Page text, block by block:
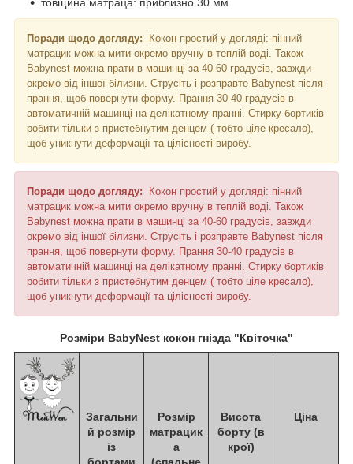
товщина матраца: приблизно 30 мм
Поради щодо догляду: Кокон простий у догляді: пінний
матрацик можна мити окремо вручну в теплій воді. Також
Ваbynest можна прати в машинці за 40-60 градусів, завжди
окремо від іншої білизни. Струсіть і розправте Ваbynest після
прання, щоб повернути форму. Прання 30-40 градусів в
автоматичній машинці на делікатному пранні. Стирку бортиків
робити тільки з пристебнутим денцем ( тобто ціле кресало),
щоб уникнути деформації та цілісності виробу.
Поради щодо догляду: Кокон простий у догляді: пінний
матрацик можна мити окремо вручну в теплій воді. Також
Ваbynest можна прати в машинці за 40-60 градусів, завжди
окремо від іншої білизни. Струсіть і розправте Ваbynest після
прання, щоб повернути форму. Прання 30-40 градусів в
автоматичній машинці на делікатному пранні. Стирку бортиків
робити тільки з пристебнутим денцем ( тобто ціле кресало),
щоб уникнути деформації та цілісності виробу.
Розміри BabyNest кокон гнізда "Квіточка"
Загальни
й розмір
із
Розмір
матрацик
а
Висота
борту (в
крої)
Ціна